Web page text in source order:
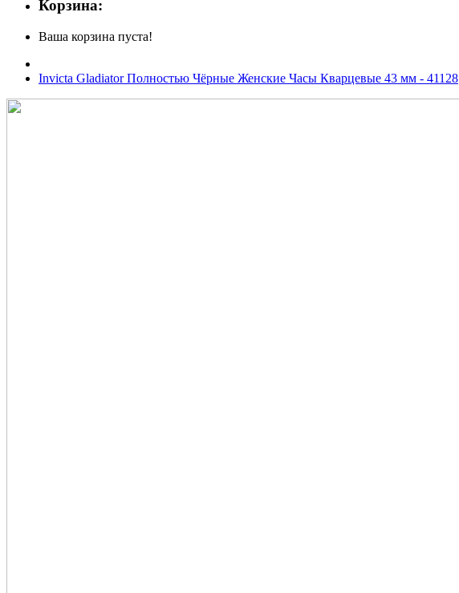
Корзина:
Ваша корзина пуста!
Invicta Gladiator Полностью Чёрные Женские Часы Кварцевые 43 мм - 41128